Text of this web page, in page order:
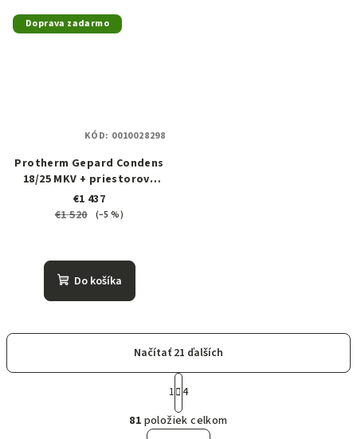
Doprava zadarmo
Protherm Gepard Condens
18/25 MKV + priestorový
regulátor
€1 437
€1 520
(–5 %)
Do košíka
KÓD: 0010028298
O
v
Načítať 21 ďalších
S
t
r
á
1 4
81 položiek celkom